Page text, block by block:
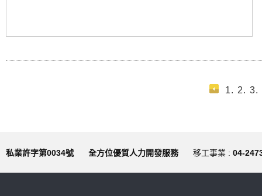
1. 2. 3.
私業許字第0034號 全方位優質人力開發服務 移工事業 : 04-